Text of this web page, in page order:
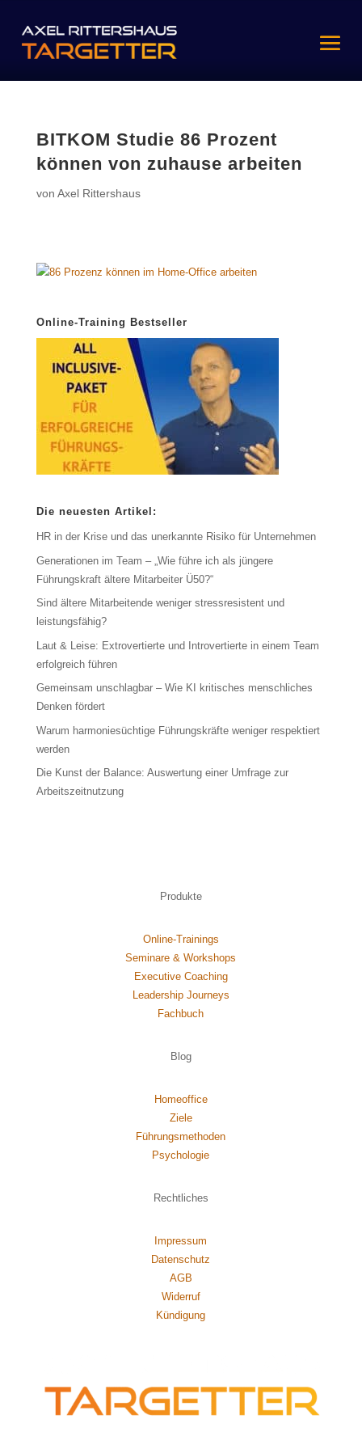
BITKOM Studie 86 Prozent
können von zuhause arbeiten
von Axel Rittershaus
Online-Training Bestseller
Die neuesten Artikel:
HR in der Krise und das unerkannte Risiko für Unternehmen
Generationen im Team – „Wie führe ich als jüngere
Führungskraft ältere Mitarbeiter Ü50?“
Sind ältere Mitarbeitende weniger stressresistent und
leistungsfähig?
Laut & Leise: Extrovertierte und Introvertierte in einem Team
erfolgreich führen
Gemeinsam unschlagbar – Wie KI kritisches menschliches
Denken fördert
Warum harmoniesüchtige Führungskräfte weniger respektiert
werden
Die Kunst der Balance: Auswertung einer Umfrage zur
Arbeitszeitnutzung
Produkte
Online-Trainings
Seminare & Workshops
Executive Coaching
Leadership Journeys
Fachbuch
Blog
Homeoffice
Ziele
Führungsmethoden
Psychologie
Rechtliches
Impressum
Datenschutz
AGB
Widerruf
Kündigung